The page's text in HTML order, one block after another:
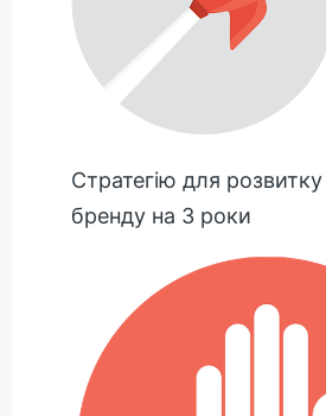
Стратегію для розвитку
бренду на 3 роки